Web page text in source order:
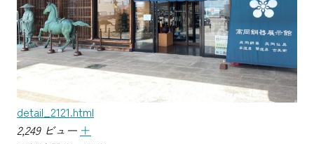
detail_2121.html
2,249 ビュー ＋